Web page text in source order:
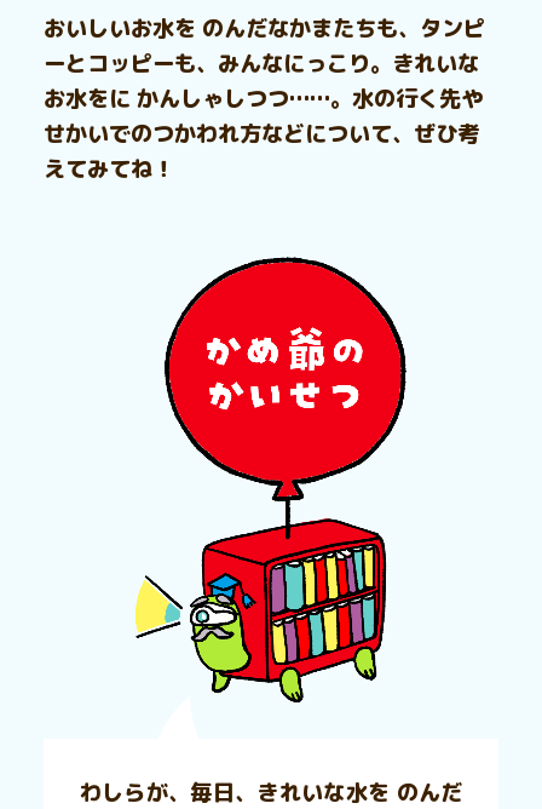
おいしいお水を のんだなかまたちも、タンピ
ーとコッピーも、みんなにっこり。きれいな
お水をに かんしゃしつつ……。水の行く先や
せかいでのつかわれ方などについて、ぜひ考
えてみてね！
わしらが、毎日、きれいな水を のんだ